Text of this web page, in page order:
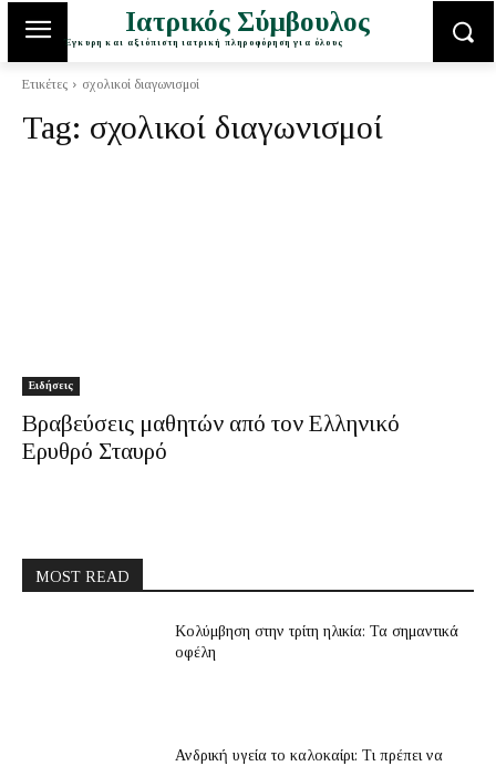
Ιατρικός Σύμβουλος
Έγκυρη και αξιόπιστη ιατρική πληροφόρηση για όλους
Ετικέτες σχολικοί διαγωνισμοί
Tag: σχολικοί διαγωνισμοί
Ειδήσεις
Βραβεύσεις μαθητών από τον Ελληνικό
Ερυθρό Σταυρό
MOST READ
Κολύμβηση στην τρίτη ηλικία: Τα σημαντικά
οφέλη
Ανδρική υγεία το καλοκαίρι: Τι πρέπει να